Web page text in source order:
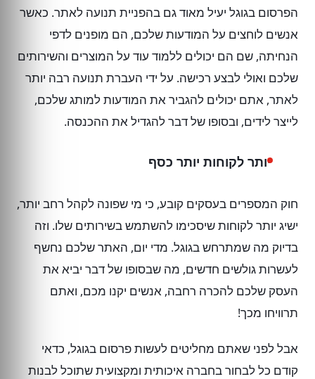
הפרסום בגוגל יעיל מאוד גם בהפניית תנועה לאתר. כאשר
אנשים לוחצים על המודעות שלכם, הם מופנים לדפי
הנחיתה, שם הם יכולים ללמוד עוד על המוצרים והשירותים
שלכם ואולי לבצע רכישה. על ידי העברת תנועה רבה יותר
לאתר, אתם יכולים להגביר את המודעות למותג שלכם,
לייצר לידים, ובסופו של דבר להגדיל את ההכנסה.
יותר לקוחות יותר כסף
חוק המספרים בעסקים קובע, כי מי שפונה לקהל רחב יותר,
ישיג יותר לקוחות שיסכימו להשתמש בשירותים שלו. וזה
בדיוק מה שמתרחש בגוגל. מדי יום, האתר שלכם נחשף
לעשרות גולשים חדשים, מה שבסופו של דבר יביא את
העסק שלכם להכרה רחבה, אנשים יקנו מכם, ואתם
תרוויחו מכך!
אבל לפני שאתם מחליטים לעשות פרסום בגוגל, כדאי
קודם כל לבחור בחברה איכותית ומקצועית שתוכל לבנות